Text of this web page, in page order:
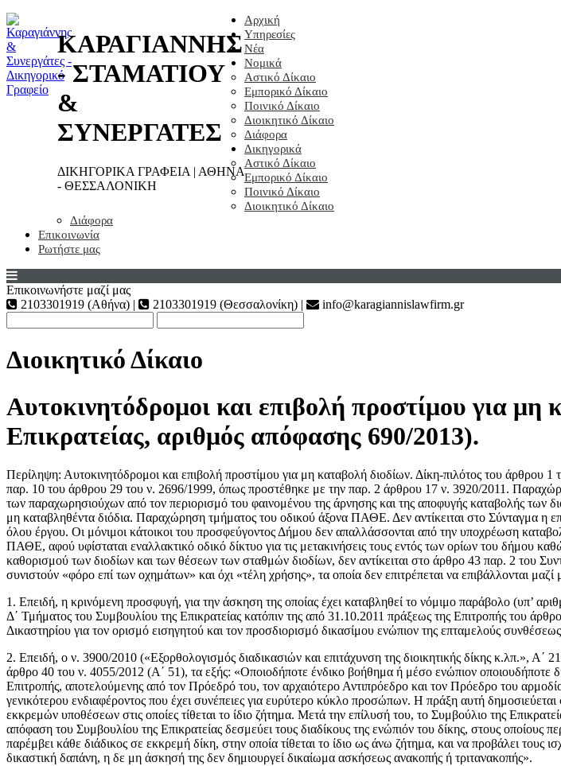
ΚΑΡΑΓΙΑΝΝΗΣ
- ΣΤΑΜΑΤΙΟΥ
&
ΣΥΝΕΡΓΑΤΕΣ
ΔΙΚΗΓΟΡΙΚΑ ΓΡΑΦΕΙΑ | ΑΘΗΝΑ
- ΘΕΣΣΑΛΟΝΙΚΗ
Αρχική
Υπηρεσίες
Νέα
Νομικά
Αστικό Δίκαιο
Εμπορικό Δίκαιο
Ποινικό Δίκαιο
Διοικητικό Δίκαιο
Διάφορα
Δικηγορικά
Αστικό Δίκαιο
Εμπορικό Δίκαιο
Ποινικό Δίκαιο
Διοικητικό Δίκαιο
Διάφορα
Επικοινωνία
Ρωτήστε μας
Επικοινωνήστε μαζί μας
2103301919 (Αθήνα) |
2103301919 (Θεσσαλονίκη) | info@karagiannislawfirm.gr
Διοικητικό Δίκαιο
Αυτοκινητόδρομοι και επιβολή προστίμου για
Επικρατείας, αριθμός απόφασης 690/2013).
Περίληψη: Αυτοκινητόδρομοι και επιβολή προστίμου για μη καταβολή διοδίων. Δίκη-πιλότος του άρθρου 1
παρ. 10 του άρθρου 29 του ν. 2696/1999, όπως προστέθηκε με την παρ. 2 άρθρου 17 ν. 3920/2011.
των παραχωρησιούχων από τον περιορισμό του φαινομένου της άρνησης και της αποφυγής καταβολής των
μη καταβληθέντα διόδια. Παραχώρηση τμήματος του οδικού άξονα ΠΑΘΕ. Δεν αντίκειται στο Σύνταγμα η
όλου έργου. Οι μόνιμοι κάτοικοι του προσφεύγοντος Δήμου δεν απαλλάσσονται από την υποχρέωση
ΠΑΘΕ, αφού υφίσταται εναλλακτικό οδικό δίκτυο για τις μετακινήσεις τους εντός των ορίων του δήμου
καθορισμού των διοδίων και των θέσεων των σταθμών διοδίων, δεν αντίκειται στο άρθρο 43 παρ. 2 του
συνιστούν «φόρο επί των οχημάτων» και όχι «τέλη χρήσης», τα οποία δεν επιτρέπεται να επιβάλλονται
1. Επειδή, η κρινόμενη προσφυγή, για την άσκηση της οποίας έχει καταβληθεί το νόμιμο παράβολο (υπ’
Δ΄ Τμήματος του Συμβουλίου της Επικρατείας κατόπιν της από 31.10.2011 πράξεως της Επιτροπής του
Δικαστηρίου για τον ορισμό εισηγητού και τον προσδιορισμό δικασίμου ενώπιον της επταμελούς
2. Επειδή, ο ν. 3900/2010 («Εξορθολογισμός διαδικασιών και επιτάχυνση της διοικητικής δίκης κ.λπ.»,
άρθρο 40 του ν. 4055/2012 (Α΄ 51), τα εξής: «Οποιοδήποτε ένδικο βοήθημα ή μέσο ενώπιον οποιουδήποτε
Επιτροπής, αποτελούμενης από τον Πρόεδρό του, τον αρχαιότερο Αντιπρόεδρο και τον Πρόεδρο του
γενικότερου ενδιαφέροντος που έχει συνέπειες για ευρύτερο κύκλο προσώπων. Η πράξη αυτή
εκκρεμών υποθέσεων στις οποίες τίθεται το ίδιο ζήτημα. Μετά την επίλυσή του, το Συμβούλιο της
απόφαση του Συμβουλίου της Επικρατείας δεσμεύει τους διαδίκους της ενώπιόν του δίκης, στους οποίους
παρέμβει κάθε διάδικος σε εκκρεμή δίκη, στην οποία τίθεται το ίδιο ως άνω ζήτημα, και να προβάλει τους
δικαστική δαπάνη, η δε μη άσκησή της δεν δημιουργεί δικαίωμα ασκήσεως ανακοπής ή τριτανακοπής».